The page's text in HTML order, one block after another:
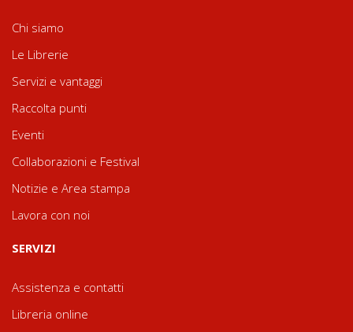
Chi siamo
Le Librerie
Servizi e vantaggi
Raccolta punti
Eventi
Collaborazioni e Festival
Notizie e Area stampa
Lavora con noi
SERVIZI
Assistenza e contatti
Libreria online